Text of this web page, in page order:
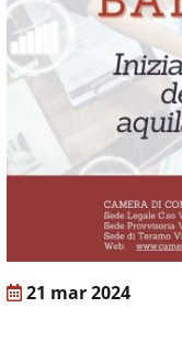
21 mar 2024